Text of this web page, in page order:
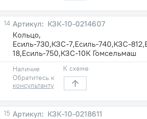
14
КЗК-10-0214607
Кольцо,
Есиль-730,КЗС-7,Есиль-740,КЗС-
18,Есиль-750,КЗС-10К Гомсельмаш
Наличие
Обратитесь к
консультанту
К схеме
15
КЗК-10-0218611